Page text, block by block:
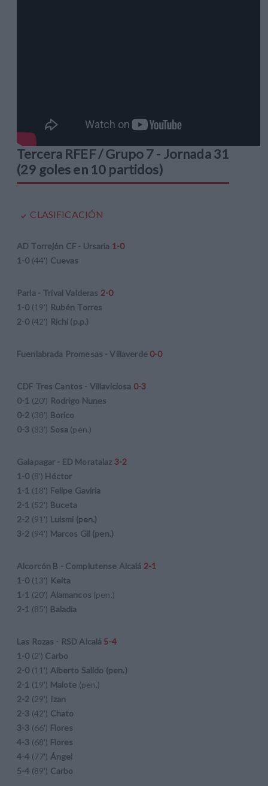
Tercera RFEF / Grupo 7 - Jornada 31
(29 goles en 10 partidos)
CLASIFICACIÓN
AD Torrejón CF - Ursaria 1-0
1-0 (44') Cuevas
Parla - Trival Valderas 2-0
1-0 (19') Rubén Torres
2-0 (42') Richi (p.p.)
Fuenlabrada Promesas - Villaverde 0-0
CDF Tres Cantos - Villaviciosa 0-3
0-1 (20') Rodrigo Nunes
0-2 (38') Borico
0-3 (83') Sosa (pen.)
Galapagar - ED Moratalaz 3-2
1-0 (8') Héctor
1-1 (18') Felipe Gaviria
2-1 (52') Buceta
2-2 (91') Luismi (pen.)
3-2 (94') Marcos Gil (pen.)
Alcorcón B - Complutense Alcalá 2-1
1-0 (13') Keita
1-1 (20') Alamancos (pen.)
2-1 (85') Baladia
Las Rozas - RSD Alcalá 5-4
1-0 (2') Carbo
2-0 (11') Alberto Salido (pen.)
2-1 (19') Malote (pen.)
2-2 (29') Izan
2-3 (42') Chato
3-3 (66') Flores
4-3 (68') Flores
4-4 (77') Ángel
5-4 (89') Carbo